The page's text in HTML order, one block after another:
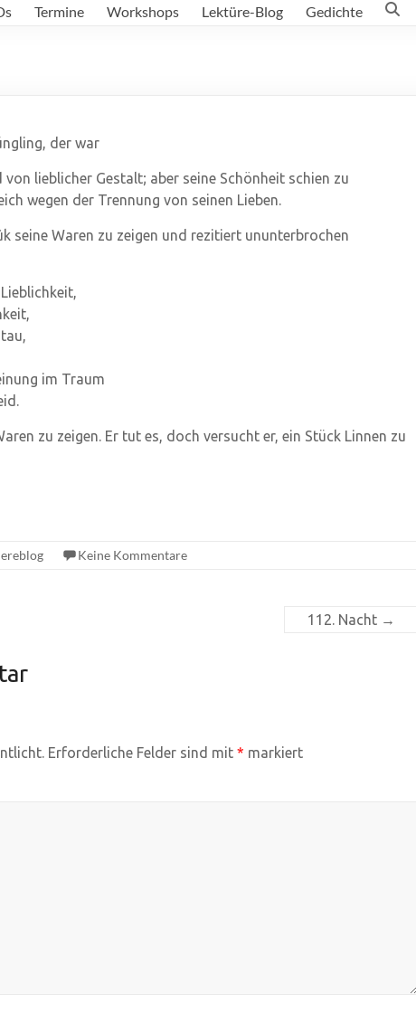
Termine Workshops Lektüre-Blog Gedichte
der war
lieblicher Gestalt; aber seine Schönheit schien zu
wegen der Trennung von seinen Lieben.
seine Waren zu zeigen und rezitiert ununterbrochen
im Traum
zu zeigen. Er tut es, doch versucht er, ein Stück Linnen zu
Keine Kommentare
112. Nacht →
Erforderliche Felder sind mit * markiert